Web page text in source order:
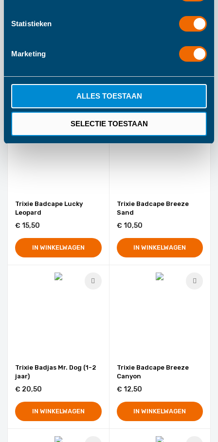
Statistieken
Marketing
ALLES TOESTAAN
SELECTIE TOESTAAN
IN WINKELWAGEN
Badboek George Blub Blub
IN WINKELWAGEN
Trixie Badcape Lucky
Leopard
€ 15,50
IN WINKELWAGEN
Trixie Badcape Breeze
Sand
€ 10,50
IN WINKELWAGEN
Trixie Badjas Mr. Dog (1-2
jaar)
€ 20,50
IN WINKELWAGEN
Trixie Badcape Breeze
Canyon
€ 12,50
IN WINKELWAGEN